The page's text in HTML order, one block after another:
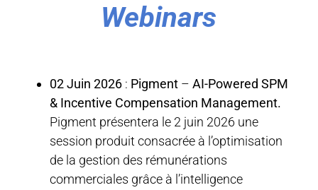
Webinars
02 Juin 2026 : Pigment – AI-Powered SPM
& Incentive Compensation Management.
Pigment présentera le 2 juin 2026 une
session produit consacrée à l’optimisation
de la gestion des rémunérations
commerciales grâce à l’intelligence